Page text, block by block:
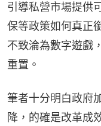
引導私營市場提供
保等政策如何真正
不致淪為數字遊戲
重置。
筆者十分明白政府
降，的確是改革成